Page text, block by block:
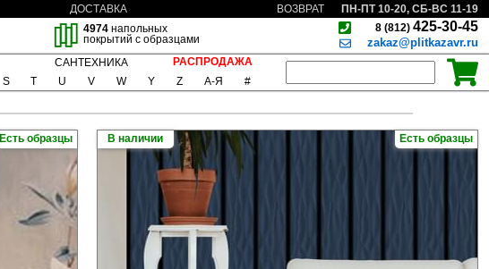
ДОСТАВКА ВОЗВРАТ
ПН-ПТ 10-20, СБ-ВС 11-19
4974напольных
покрытий с образцами
8 (812) 425-30-45
zakaz@plitkazavr.ru
САНТЕХНИКА
РАСПРОДАЖА
S T U V W Y Z А-Я #
Есть образцы Есть образцы
В наличии